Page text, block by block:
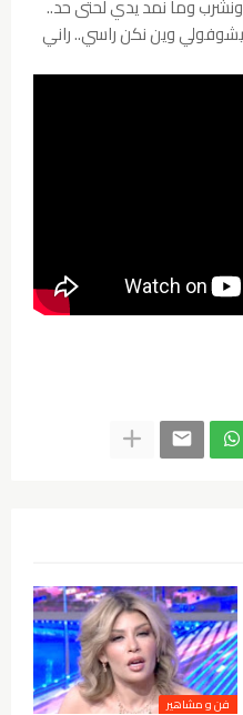
وما نمد يدي لحتى حد..
وين نكن راسي.. راني
فن و مشاهير